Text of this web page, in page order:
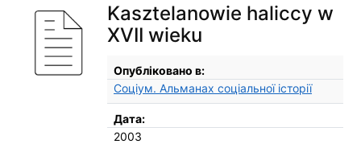
Kasztelanowie haliccy w
XVII wieku
Бібліографічні деталі
Опубліковано в:
Соціум. Альманах соціальної історії
Дата:
2003